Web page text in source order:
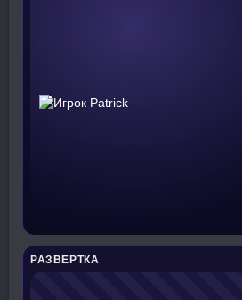
РАЗВЕРТКА